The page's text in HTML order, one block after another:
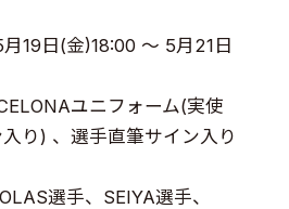
19日(金)18:00 〜 5月21日
ユニフォーム(実使
り) 、選手直筆サイン入り
選手、SEIYA選手、